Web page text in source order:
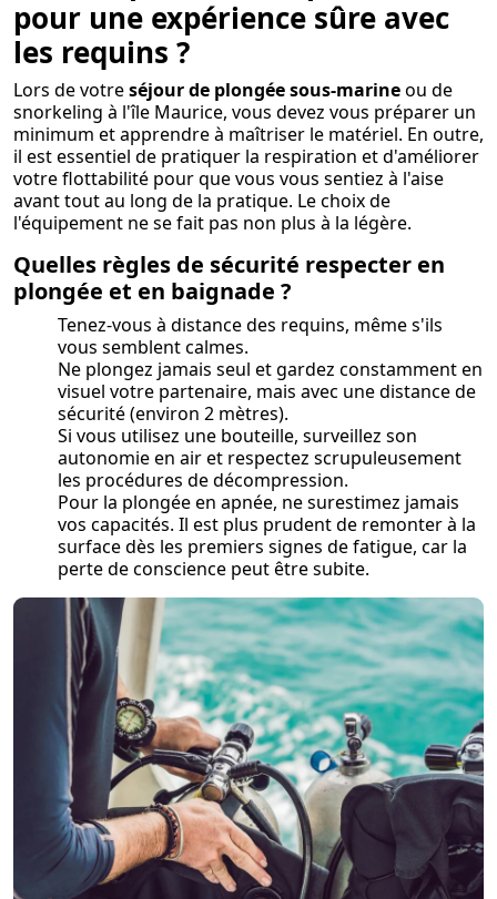
pour une expérience sûre avec
les requins ?
Lors de votreséjour de plongée sous-marineou de
snorkeling à l'île Maurice, vous devez vous préparer un
minimum et apprendre à maîtriser le matériel. En outre,
il est essentiel de pratiquer la respiration et d'améliorer
votre flottabilité pour que vous vous sentiez à l'aise
avant tout au long de la pratique. Le choix de
l'équipement ne se fait pas non plus à la légère.
Quelles règles de sécurité respecter en
plongée et en baignade ?
Tenez-vous à distance des requins, même s'ils
vous semblent calmes.
Ne plongez jamais seul et gardez constamment en
visuel votre partenaire, mais avec une distance de
sécurité (environ 2 mètres).
Si vous utilisez une bouteille, surveillez son
autonomie en air et respectez scrupuleusement
les procédures de décompression.
Pour la plongée en apnée, ne surestimez jamais
vos capacités. Il est plus prudent de remonter à la
surface dès les premiers signes de fatigue, car la
perte de conscience peut être subite.